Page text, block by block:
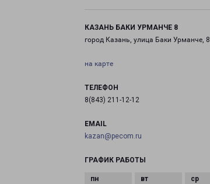
КАЗАНЬ БАКИ УРМАНЧЕ 8
город Казань, улица Баки Урманче, 8
на карте
ТЕЛЕФОН
8(843) 211-12-12
EMAIL
kazan@pecom.ru
ГРАФИК РАБОТЫ